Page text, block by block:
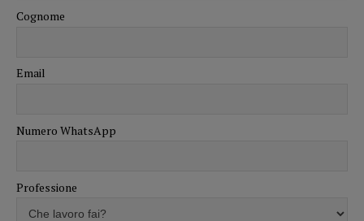
Cognome
Email
Numero WhatsApp
Professione